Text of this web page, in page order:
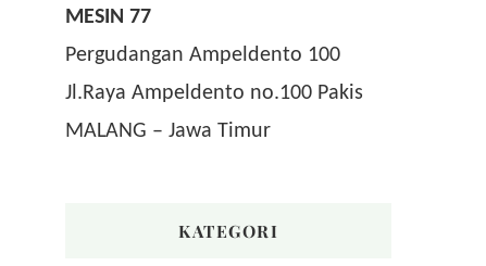
MESIN 77
Pergudangan Ampeldento 100
Jl.Raya Ampeldento no.100 Pakis
MALANG – Jawa Timur
KATEGORI